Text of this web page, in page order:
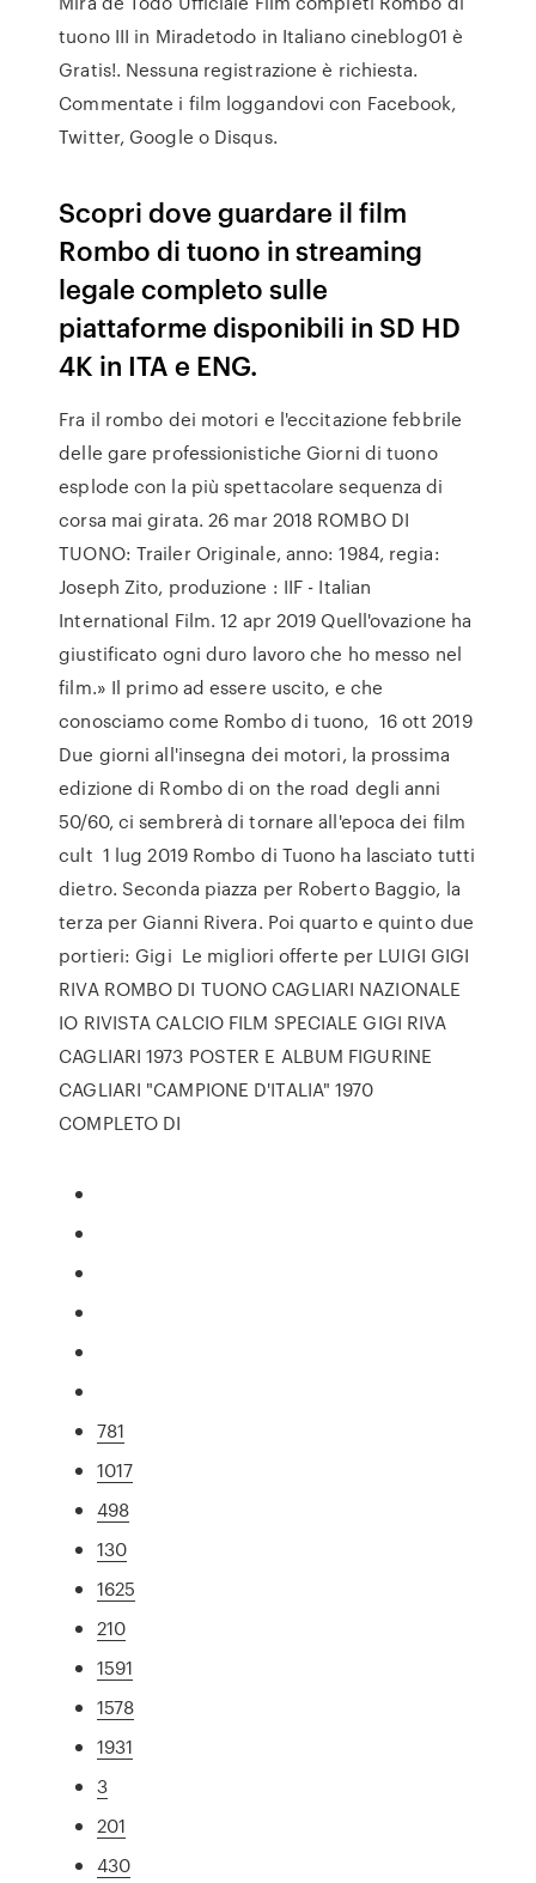
tuono III in Miradetodo in Italiano cineblog01 è
Gratis!. Nessuna registrazione è richiesta.
Commentate i film loggandovi con Facebook,
Twitter, Google o Disqus.
Scopri dove guardare il film
Rombo di tuono in streaming
legale completo sulle
piattaforme disponibili in SD HD
4K in ITA e ENG.
Fra il rombo dei motori e l'eccitazione febbrile
delle gare professionistiche Giorni di tuono
esplode con la più spettacolare sequenza di
corsa mai girata. 26 mar 2018 ROMBO DI
TUONO: Trailer Originale, anno: 1984, regia:
Joseph Zito, produzione : IIF - Italian
International Film. 12 apr 2019 Quell'ovazione ha
giustificato ogni duro lavoro che ho messo nel
film.» Il primo ad essere uscito, e che
conosciamo come Rombo di tuono, 16 ott 2019
Due giorni all'insegna dei motori, la prossima
edizione di Rombo di on the road degli anni
50/60, ci sembrerà di tornare all'epoca dei film
cult 1 lug 2019 Rombo di Tuono ha lasciato tutti
dietro. Seconda piazza per Roberto Baggio, la
terza per Gianni Rivera. Poi quarto e quinto due
portieri: Gigi Le migliori offerte per LUIGI GIGI
RIVA ROMBO DI TUONO CAGLIARI NAZIONALE
IO RIVISTA CALCIO FILM SPECIALE GIGI RIVA
CAGLIARI 1973 POSTER E ALBUM FIGURINE
CAGLIARI "CAMPIONE D'ITALIA" 1970
COMPLETO DI
781
1017
498
130
1625
210
1591
1578
1931
3
201
430